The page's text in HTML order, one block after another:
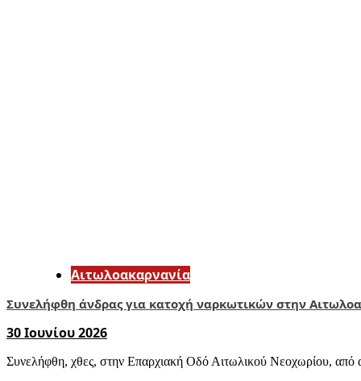
Αιτωλοακαρνανία
Συνελήφθη άνδρας για κατοχή ναρκωτικών στην
30 Ιουνίου 2026
Συνελήφθη, χθες, στην Επαρχιακή Οδό Αιτωλικού Νεοχωρίου, από